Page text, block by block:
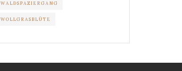
WALDSPAZIERGANG
WOLLGRASBLÜTE